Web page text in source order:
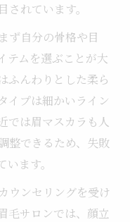
れています。
ず自分の骨格や目
テムを選ぶことが大
ふんわりとした柔ら
イプは細かいライン
では眉マスカラも人
整できるため、失敗
ます。
ウンセリングを受け
毛サロンでは、顔立